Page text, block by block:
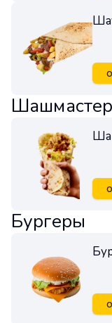
Шашмастер
Бургеры